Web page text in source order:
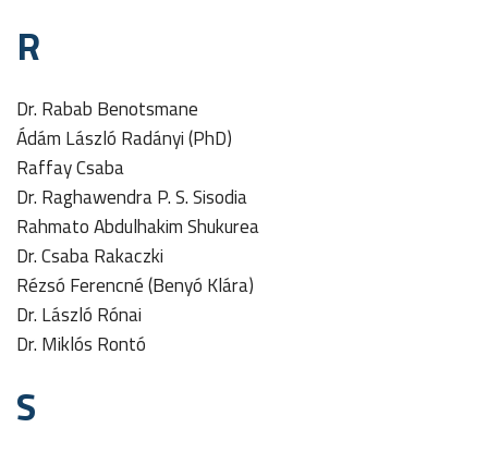
R
Dr. Rabab Benotsmane
Ádám László Radányi (PhD)
Raffay Csaba
Dr. Raghawendra P. S. Sisodia
Rahmato Abdulhakim Shukurea
Dr. Csaba Rakaczki
Rézsó Ferencné (Benyó Klára)
Dr. László Rónai
Dr. Miklós Rontó
S